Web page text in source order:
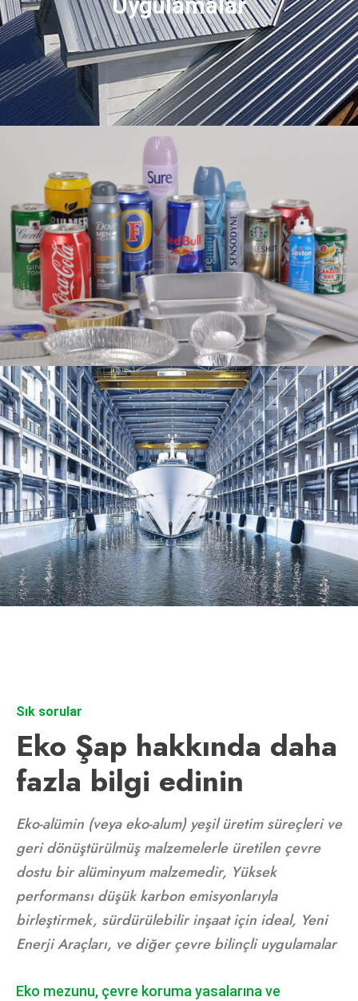
Uygulamalar
Sık sorular
Eko Şap hakkında daha
fazla bilgi edinin
Eko-alümin (veya eko-alum) yeşil üretim süreçleri ve
geri dönüştürülmüş malzemelerle üretilen çevre
dostu bir alüminyum malzemedir, Yüksek
performansı düşük karbon emisyonlarıyla
birleştirmek, sürdürülebilir inşaat için ideal, Yeni
Enerji Araçları, ve diğer çevre bilinçli uygulamalar
Eko mezunu, çevre koruma yasalarına ve